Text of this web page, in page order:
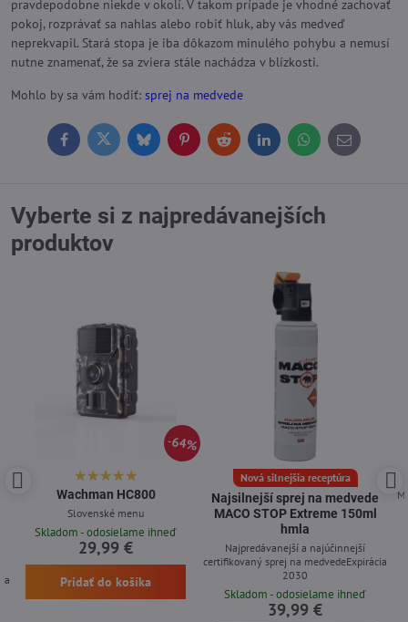
pravdepodobne niekde v okolí. V takom prípade je vhodné zachovať
pokoj, rozprávať sa nahlas alebo robiť hluk, aby vás medveď
neprekvapil. Stará stopa je iba dôkazom minulého pohybu a nemusí
nutne znamenať, že sa zviera stále nachádza v blízkosti.
Mohlo by sa vám hodiť: sprej na medvede
FacebookTwitterBlueskyPinterestReddit LinkedInWhatsApp
E-
mail
Vyberte si z najpredávanejších
produktov
64%
Wachman HC800
Slovenské menu
Skladom - odosielame ihneď
29,99 €
Pridať do košíka
Nová silnejšia receptúra
Najsilnejší sprej na medvede
MACO STOP Extreme 150ml
hmla
Najpredávanejší a najúčinnejší
certifikovaný sprej na medvedeExpirácia
2030
Skladom - odosielame ihneď
39,99 €